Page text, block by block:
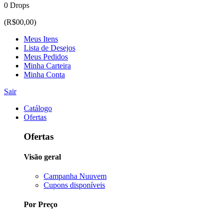
0 Drops
(R$00,00)
Meus Itens
Lista de Desejos
Meus Pedidos
Minha Carteira
Minha Conta
Sair
Catálogo
Ofertas
Ofertas
Visão geral
Campanha Nuuvem
Cupons disponíveis
Por Preço